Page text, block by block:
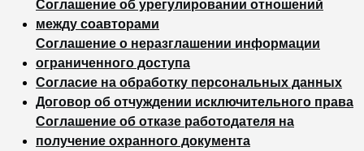
Соглашение об урегулировании отношений
между соавторами
Соглашение о неразглашении информации
ограниченного доступа
Согласие на обработку персональных данных
Договор об отчуждении исключительного права
Соглашение об отказе работодателя на
получение охранного документа